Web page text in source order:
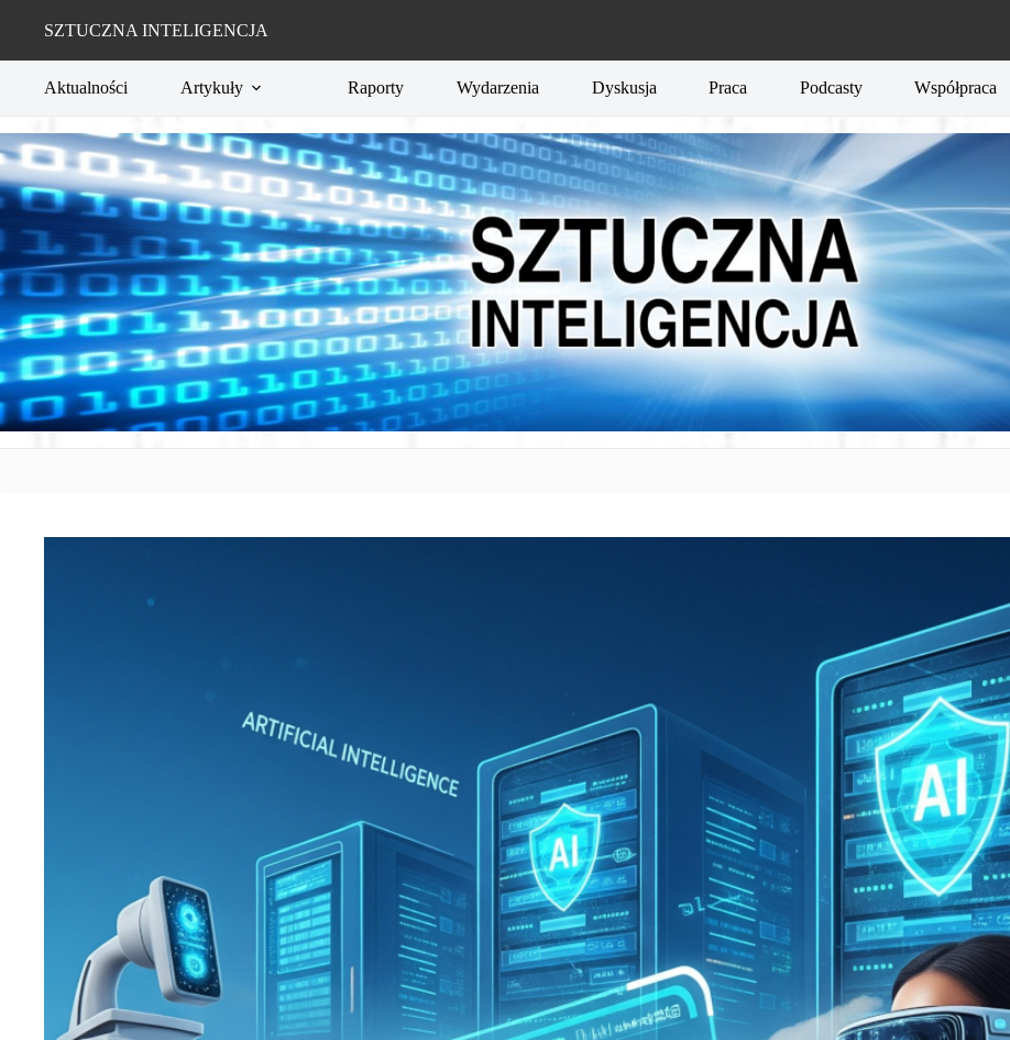
SZTUCZNA INTELIGENCJA
Aktualności Artykuły Raporty Wydarzenia Dyskusja Praca Podcasty Współpraca